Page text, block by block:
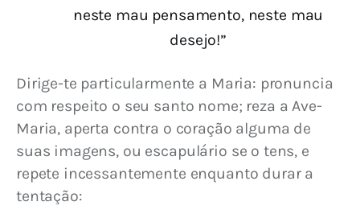
neste mau pensamento, neste mau
desejo!”
Dirige-te particularmente a Maria: pronuncia
com respeito o seu santo nome; reza a Ave-
Maria, aperta contra o coração alguma de
suas imagens, ou escapulário se o tens, e
repete incessantemente enquanto durar a
tentação: